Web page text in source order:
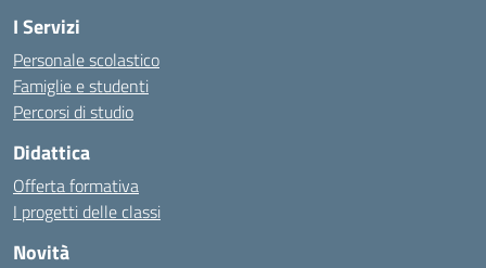
I Servizi
Personale scolastico
Famiglie e studenti
Percorsi di studio
Didattica
Offerta formativa
I progetti delle classi
Novità